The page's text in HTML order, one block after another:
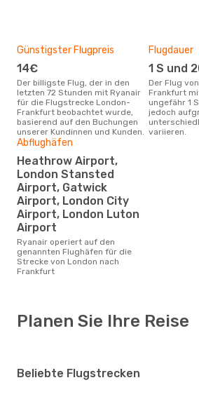
Günstigster Flugpreis
14€
Der billigste Flug, der in den
letzten 72 Stunden mit Ryanair
für die Flugstrecke London-
Frankfurt beobachtet wurde,
basierend auf den Buchungen
unserer Kundinnen und Kunden.
Flugdauer
1 S und
Der Flug von London nach
Frankfurt
ungefähr 1
jedoch
variieren.
Abflughäfen
Heathrow Airport,
London Stansted
Airport, Gatwick
Airport, London City
Airport, London Luton
Airport
Ryanair operiert auf den
genannten Flughäfen für die
Strecke von London nach
Frankfurt
Planen Sie Ihre Reise
Beliebte Flugstrecken